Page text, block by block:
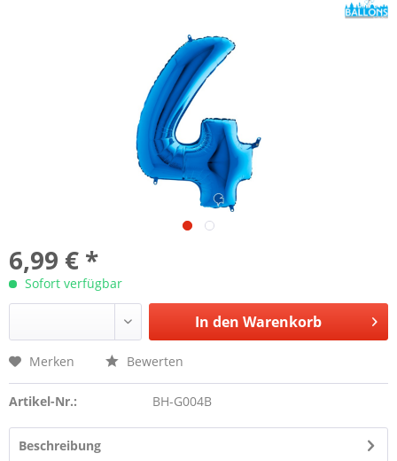
6,99 € *
Sofort verfügbar
In den Warenkorb
Merken Bewerten
Artikel-Nr.: BH-G004B
Beschreibung